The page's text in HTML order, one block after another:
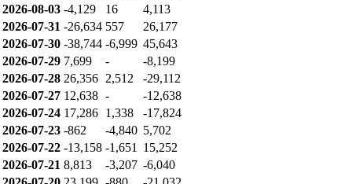
2026-08-03 -4,129 16
4,113
2026-07-31 -26,634 557
26,177
2026-07-30 -38,744 -6,999 45,643
2026-07-29 7,699 -
-8,199
2026-07-28 26,356 2,512
-29,112
2026-07-27 12,638 -
-12,638
2026-07-24 17,286 1,338
-17,824
2026-07-23 -862 -4,840 5,702
2026-07-22 -13,158 -1,651
15,252
2026-07-21 8,813 -3,207 -6,040